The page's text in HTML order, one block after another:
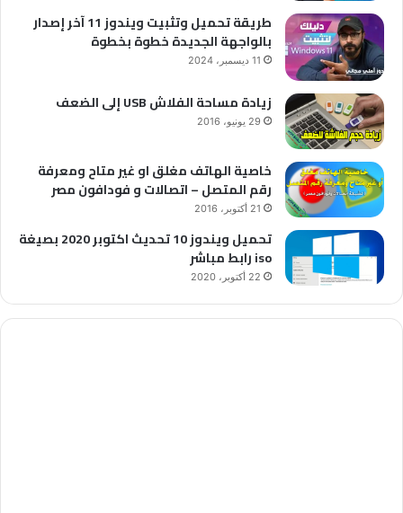
طريقة تحميل وتثبيت ويندوز 11 آخر إصدار
بالواجهة الجديدة خطوة بخطوة
11 ديسمبر، 2024
زيادة مساحة الفلاش USB إلى الضعف
29 يونيو، 2016
خاصية الهاتف مغلق او غير متاح ومعرفة
رقم المتصل – اتصالات و فودافون مصر
21 أكتوبر، 2016
تحميل ويندوز 10 تحديث اكتوبر 2020 بصيغة
iso رابط مباشر
22 أكتوبر، 2020